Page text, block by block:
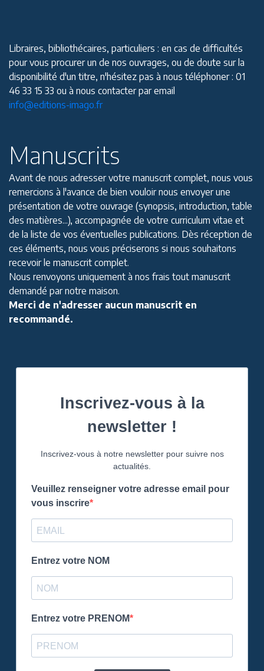
Libraires, bibliothécaires, particuliers : en cas de difficultés
pour vous procurer un de nos ouvrages, ou de doute sur la
disponibilité d'un titre, n'hésitez pas à nous téléphoner : 01
46 33 15 33 ou à nous contacter par email
info@editions-imago.fr
Manuscrits
Avant de nous adresser votre manuscrit complet, nous vous
remercions à l'avance de bien vouloir nous envoyer une
présentation de votre ouvrage (synopsis, introduction, table
des matières...), accompagnée de votre curriculum vitae et
de la liste de vos éventuelles publications. Dès réception de
ces éléments, nous vous préciserons si nous souhaitons
recevoir le manuscrit complet.
Nous renvoyons uniquement à nos frais tout manuscrit
demandé par notre maison.
Merci de n'adresser aucun manuscrit en
recommandé.
Inscrivez-vous à la
newsletter !
Inscrivez-vous à notre newsletter pour suivre nos
actualités.
Veuillez renseigner votre adresse email pour
vous inscrire
Entrez votre NOM
Entrez votre PRENOM